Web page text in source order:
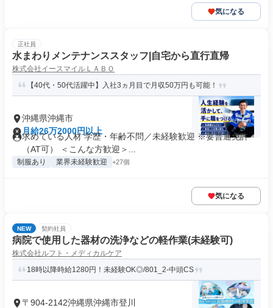
気になる
正社員
水まわりメンテナンススタッフ|自宅から直行直帰
株式会社イースマイルＬＡＢＯ
【40代・50代活躍中】入社3ヵ月目で月収50万円も可能！
沖縄県沖縄市
月給26万2000円以上
求めている人材 学歴・年齢不問／未経験歓迎 ※要普通免許
（AT可） ＜こんな方歓迎＞...
制服あり 業界未経験歓迎 +27個
気になる
NEW 契約社員
病院で使用した器材の洗浄などの軽作業(未経験可)
株式会社ルフト・メディカルケア
18時以降時給1280円！未経験OK◎/801_2-中頭CS
〒904-2142沖縄県沖縄市登川